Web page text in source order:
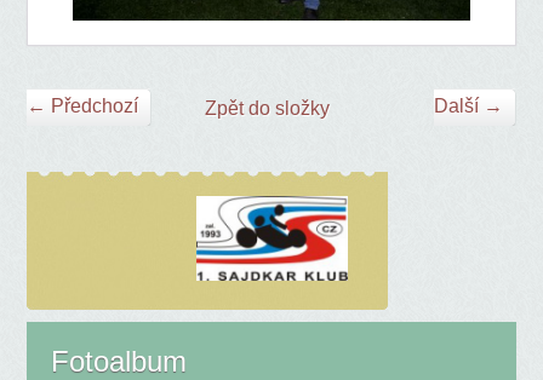
← Předchozí Další →
Zpět do složky
Fotoalbum